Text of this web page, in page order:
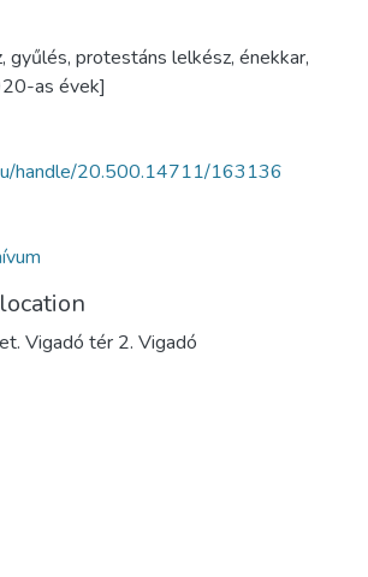
, gyűlés, protestáns lelkész, énekkar,
as évek]
handle/20.500.14711/163136
Vigadó tér 2. Vigadó